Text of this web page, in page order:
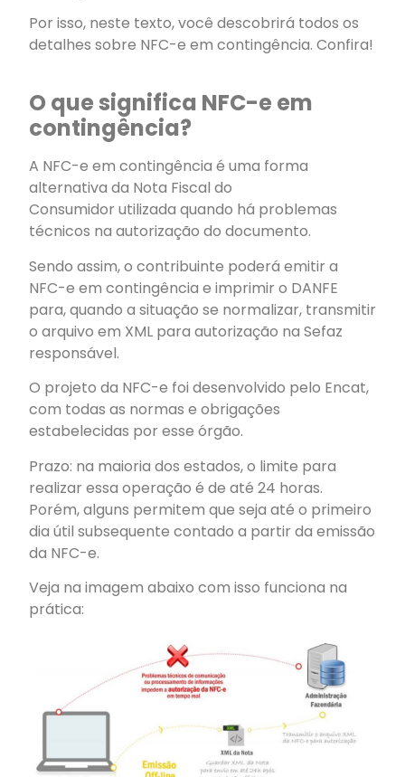
Por isso, neste texto, você descobrirá todos os
detalhes sobre NFC-e em contingência. Confira!
O que significa NFC-e em
contingência?
A NFC-e em contingência é uma forma
alternativa da Nota Fiscal do
Consumidor utilizada quando há problemas
técnicos na autorização do documento.
Sendo assim, o contribuinte poderá emitir a
NFC-e em contingência e imprimir o DANFE
para, quando a situação se normalizar, transmitir
o arquivo em XML para autorização na Sefaz
responsável.
O projeto da NFC-e foi desenvolvido pelo Encat,
com todas as normas e obrigações
estabelecidas por esse órgão.
Prazo: na maioria dos estados, o limite para
realizar essa operação é de até 24 horas.
Porém, alguns permitem que seja até o primeiro
dia útil subsequente contado a partir da emissão
da NFC-e.
Veja na imagem abaixo com isso funciona na
prática: